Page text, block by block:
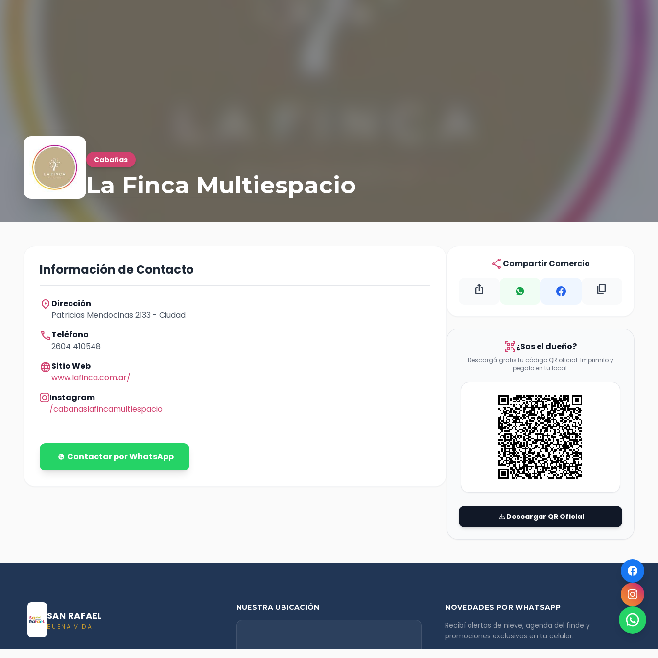
Cabañas
La Finca Multiespacio
Información de Contacto
location_on Dirección
Patricias Mendocinas 2133 - Ciudad
callTeléfono
2604 410548
languageSitio Web
www.lafinca.com.ar/
Instagram
/cabanaslafincamultiespacio
Contactar por WhatsApp
share Compartir Comercio
ios_share content_copy
qr_code_scanner¿Sos el dueño?
Descargá gratis tu código QR oficial. Imprimilo y
pegalo en tu local.
downloadDescargar QR Oficial
SAN RAFAEL
BUENA VIDA
NUESTRA UBICACIÓN NOVEDADES POR WHATSAPP
Recibí alertas de nieve, agenda del finde y
promociones exclusivas en tu celular.